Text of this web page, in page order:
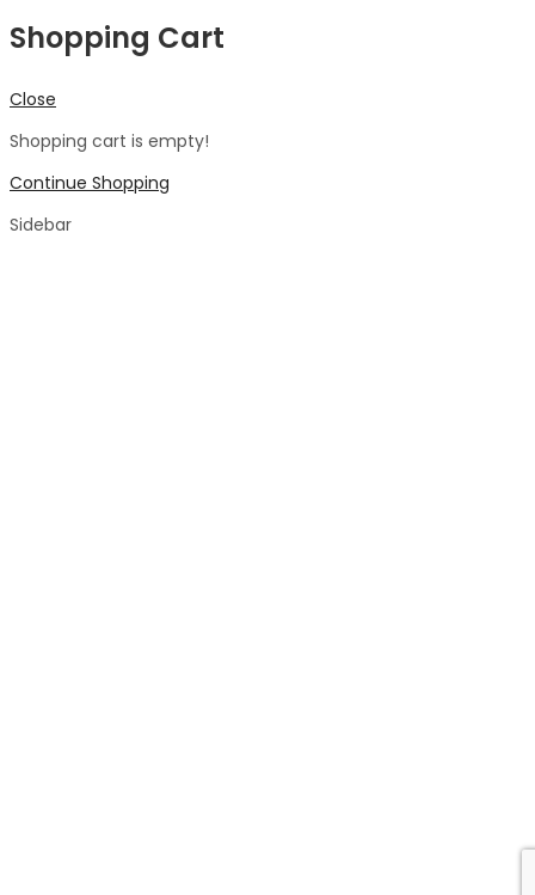
Shopping Cart
Close
Shopping cart is empty!
Continue Shopping
Sidebar